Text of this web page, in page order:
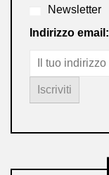
Newsletter
Indirizzo email: